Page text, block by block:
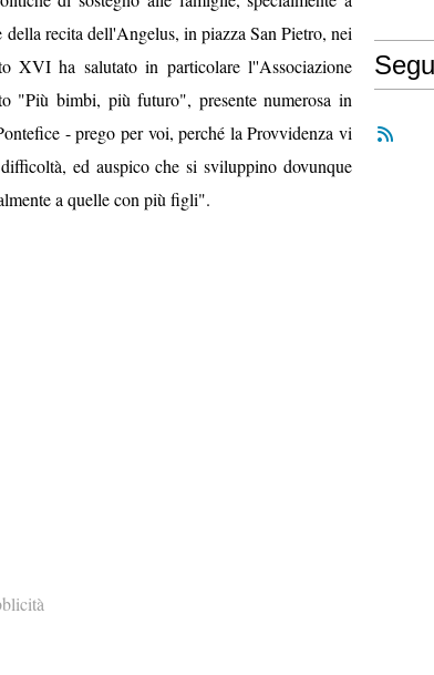
recita dell'Angelus, in piazza San Pietro, nei
XVI ha salutato in particolare l''Associazione
"Più bimbi, più futuro", presente numerosa in
- prego per voi, perché la Provvidenza vi
ed auspico che si sviluppino dovunque
a quelle con più figli".